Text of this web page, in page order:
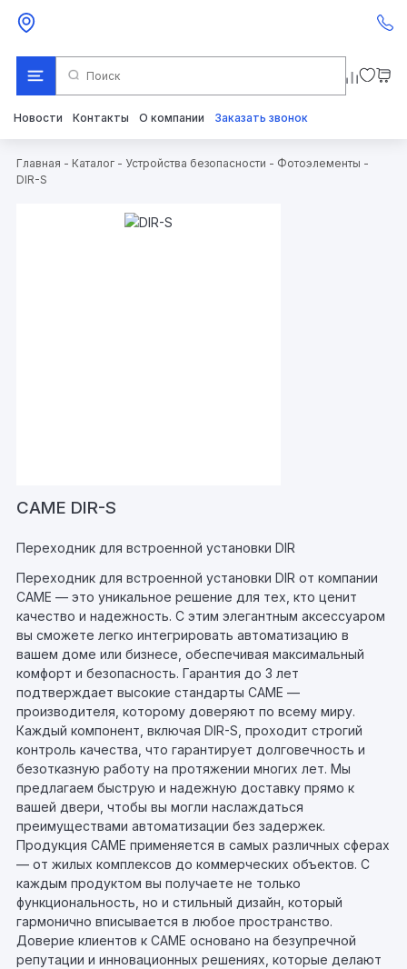
Новости Контакты О компании Заказать звонок
Главная - Каталог- Устройства безопасности - Фотоэлементы -
DIR-S
CAME DIR-S
Переходник для встроенной установки DIR
Переходник для встроенной установки DIR от компании
CAME — это уникальное решение для тех, кто ценит
качество и надежность. С этим элегантным аксессуаром
вы сможете легко интегрировать автоматизацию в
вашем доме или бизнесе, обеспечивая максимальный
комфорт и безопасность. Гарантия до 3 лет
подтверждает высокие стандарты CAME —
производителя, которому доверяют по всему миру.
Каждый компонент, включая DIR-S, проходит строгий
контроль качества, что гарантирует долговечность и
безотказную работу на протяжении многих лет. Мы
предлагаем быструю и надежную доставку прямо к
вашей двери, чтобы вы могли наслаждаться
преимуществами автоматизации без задержек.
Продукция CAME применяется в самых различных сферах
— от жилых комплексов до коммерческих объектов. С
каждым продуктом вы получаете не только
функциональность, но и стильный дизайн, который
гармонично вписывается в любое пространство.
Доверие клиентов к CAME основано на безупречной
репутации и инновационных решениях, которые делают